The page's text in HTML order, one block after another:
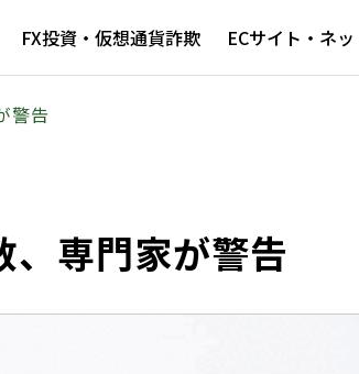
FX投資・仮想通貨詐欺 ECサイト・ネ
警告
、専門家が警告